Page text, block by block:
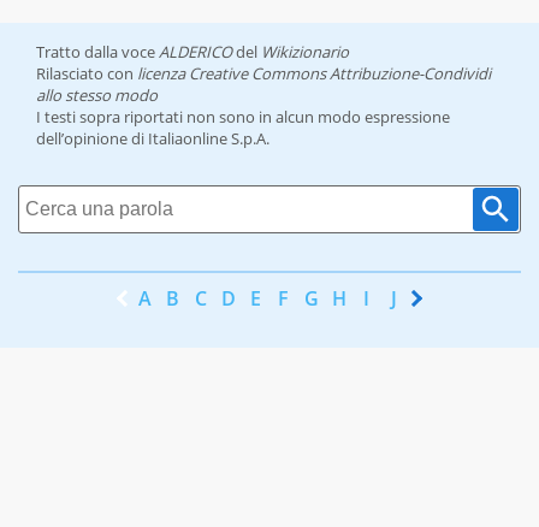
Tratto dalla voceALDERICOdel Wikizionario
Rilasciato con licenza Creative Commons Attribuzione-Condividi
allo stesso modo
I testi sopra riportati non sono in alcun modo espressione
dell’opinione di Italiaonline S.p.A.
A B C D E F G H I J K